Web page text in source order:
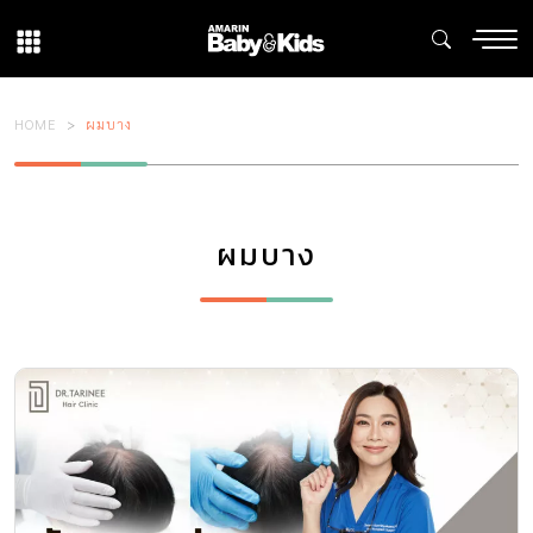
HOME ผมบาง
ผมบาง